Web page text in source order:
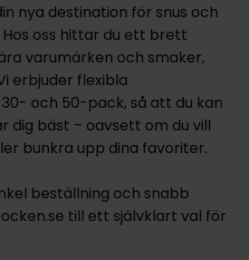
nya destination för snus och
oss hittar du ett brett
varumärken och smaker,
erbjuder flexibla
och 50-pack, så att du kan
dig bäst – oavsett om du vill
bunkra upp dina favoriter.
beställning och snabb
till ett självklart val för